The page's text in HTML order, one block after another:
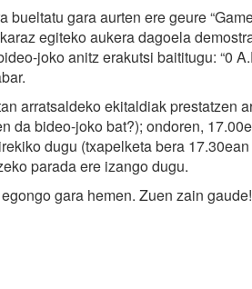
bueltatu gara aurten ere geure
egiteko aukera dagoela
joko anitz erakutsi baititugu: “0
arratsaldeko ekitaldiak prestatzen
da bideo-joko bat?); ondoren,
dugu (txapelketa bera
parada ere izango dugu.
gara hemen. Zuen zain gaude!